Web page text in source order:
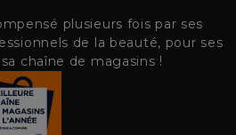
plusieurs fois par ses
de la beauté, pour ses
chaîne de magasins !